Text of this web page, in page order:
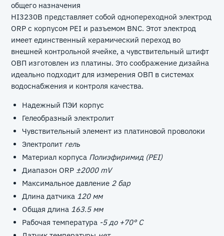
общего назначения
HI3230B представляет собой однопереходной электрод
ORP с корпусом PEI и разъемом BNC. Этот электрод
имеет единственный керамический переход во
внешней контрольной ячейке, а чувствительный штифт
ОВП изготовлен из платины. Это соображение дизайна
идеально подходит для измерения ОВП в системах
водоснабжения и контроля качества.
Надежный ПЭИ корпус
Гелеобразный электролит
Чувствительный элемент из платиновой проволоки
Электролит гель
Материал корпуса Полиэфиримид (PEI)
Диапазон ORP ±2000 mV
Максимальное давление 2 бар
Длина датчика 120 мм
Общая длина 163.5 мм
Рабочая температура -5 до +70° C